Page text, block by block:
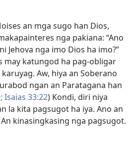
an mga sugo han Dios,
nga pakiana: “Ano
Jehova nga imo Dios ha imo?”
may katungod ha pag-obligar
Aw, hiya an Soberano
ngan an Paratagana han
Isaias 33:22) Kondi, diri niya
la kita pagsugot ha iya. Ano an
kinasingkasing nga pagsugot.